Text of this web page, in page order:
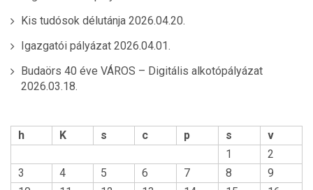
Kis tudósok délutánja 2026.04.20.
Igazgatói pályázat 2026.04.01.
Budaörs 40 éve VÁROS – Digitális alkotópályázat
2026.03.18.
h K s c p s
v
1
2
3
4 5 6 7 8
9